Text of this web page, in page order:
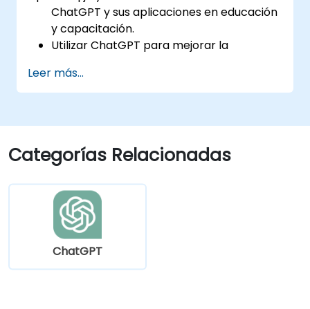
ChatGPT y sus aplicaciones en educación
y capacitación.
Utilizar ChatGPT para mejorar la
Aprovechar ChatGPT para crear
experiencias de aprendizaje
Automatizar tareas administrativas con
ChatGPT.
Crear modelos personalizados de
de capacitación específicos.
Leer más...
Categorías Relacionadas
ChatGPT